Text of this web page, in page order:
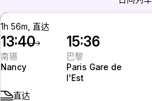
1h 56m, 直达
13:40
南锡
Nancy
15:36
巴黎
Paris Gare de
l'Est
直达